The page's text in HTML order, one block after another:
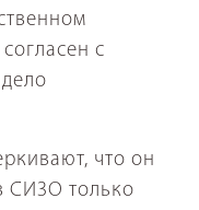
с
что он
СИЗО только